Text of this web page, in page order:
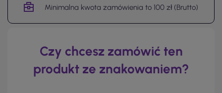
Minimalna kwota zamówienia to 100 zł (Brutto)
Czy chcesz zamówić ten
produkt ze znakowaniem?